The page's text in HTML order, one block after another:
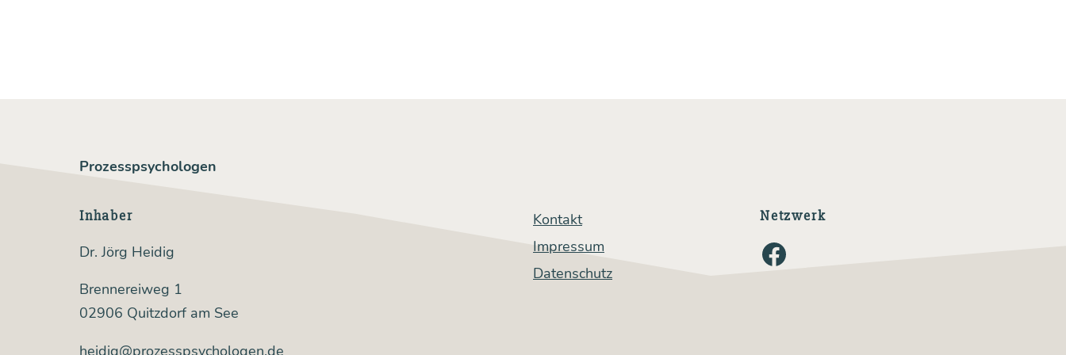
Prozesspsychologen
Inhaber
Dr. Jörg Heidig
Brennereiweg 1
02906 Quitzdorf am See
heidig@prozesspsychologen.de
Kontakt
Impressum
Datenschutz
Netzwerk
Facebook